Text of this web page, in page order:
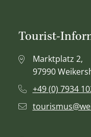
Tourist-
Marktplatz 2,
97990
+49 (0) 7934